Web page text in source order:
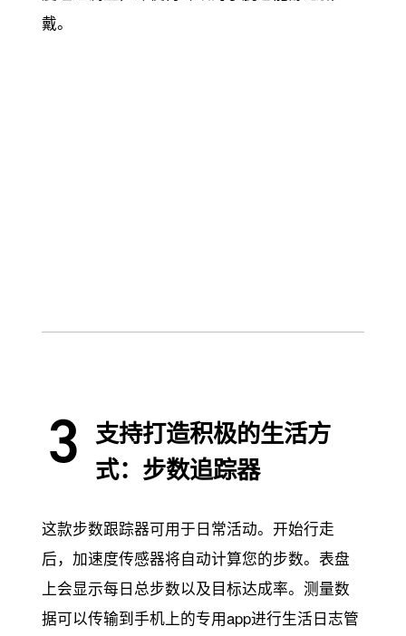
度经过调整，即使再纤细的手腕也能舒适佩
支持打造积极的生活方
式：步数追踪器
这款步数跟踪器可用于日常活动。开始行走
后，加速度传感器将自动计算您的步数。表盘
上会显示每日总步数以及目标达成率。测量数